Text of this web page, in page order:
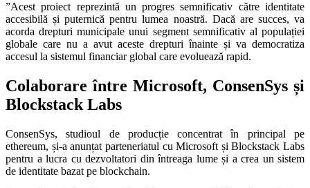
”Acest proiect reprezintă un progres semnificativ către identitate
accesibilă și puternică pentru lumea noastră. Dacă are succes, va
acorda drepturi municipale unui segment semnificativ al populației
globale care nu a avut aceste drepturi înainte și va democratiza
accesul la sistemul financiar global care evoluează rapid.
Colaborare între Microsoft, ConsenSys și
Blockstack Labs
ConsenSys, studioul de producție concentrat în principal pe
ethereum, și-a anunțat parteneriatul cu Microsoft și Blockstack Labs
pentru a lucra cu dezvoltatori din întreaga lume și a crea un sistem
de identitate bazat pe blockchain.